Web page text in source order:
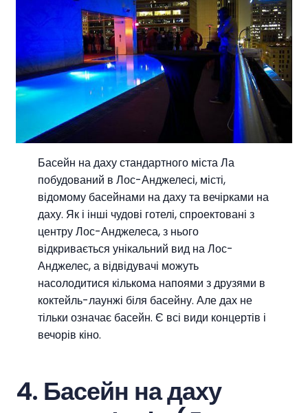
Басейн на даху стандартного міста Ла
побудований в Лос-Анджелесі, місті,
відомому басейнами на даху та вечірками на
даху. Як і інші чудові готелі, спроектовані з
центру Лос-Анджелеса, з нього
відкривається унікальний вид на Лос-
Анджелес, а відвідувачі можуть
насолодитися кількома напоями з друзями в
коктейль-лаунжі біля басейну. Але дах не
тільки означає басейн. Є всі види концертів і
вечорів кіно.
4. Басейн на даху